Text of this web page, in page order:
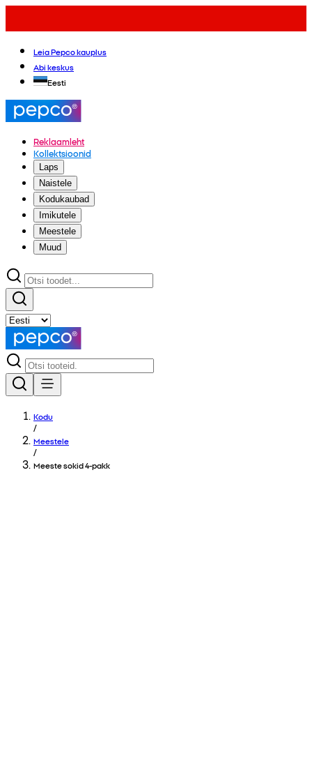
Leia Pepco kauplus
Abi keskus
Eesti
Reklaamleht
Kollektsioonid
Laps
Naistele
Kodukaubad
Imikutele
Meestele
Muud
Kodu
/
Meestele
/
Meeste sokid 4-pakk